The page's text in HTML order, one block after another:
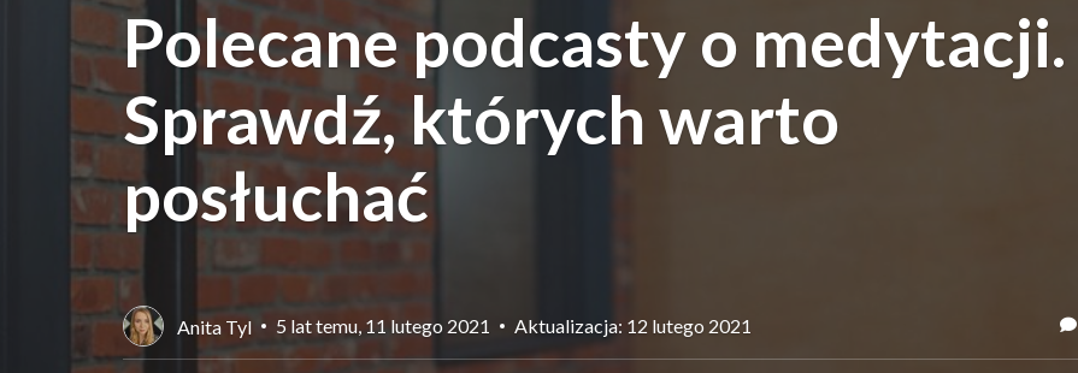
Polecane podcasty o medytacji.
Sprawdź, których warto
posłuchać
Anita Tyl 5 lat temu, 11 lutego 2021 Aktualizacja: 12 lutego 2021